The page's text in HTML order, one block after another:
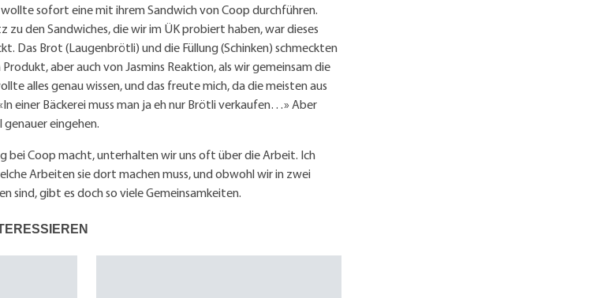
sofort eine mit ihrem Sandwich von Coop durchführen.
zu den Sandwiches, die wir im ÜK probiert haben, war dieses
Das Brot (Laugenbrötli) und die Füllung (Schinken) schmeckten
aber auch von Jasmins Reaktion, als wir gemeinsam die
alles genau wissen, und das freute mich, da die meisten aus
einer Bäckerei muss man ja eh nur Brötli verkaufen…» Aber
eingehen.
bei Coop macht, unterhalten wir uns oft über die Arbeit. Ich
Arbeiten sie dort machen muss, und obwohl wir in zwei
sind, gibt es doch so viele Gemeinsamkeiten.